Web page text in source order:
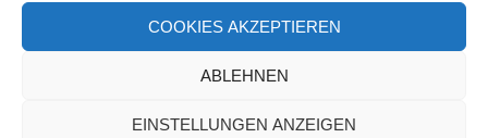
COOKIES AKZEPTIEREN
ABLEHNEN
EINSTELLUNGEN ANZEIGEN
nachkommen.
Externe Antenne für den Nighthawk